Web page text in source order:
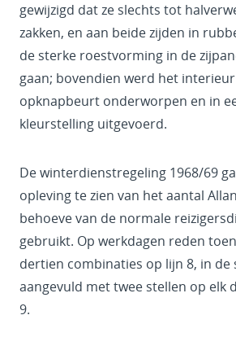
gewijzigd dat ze slechts tot
zakken, en aan beide zijden in
de sterke roestvorming in de
gaan; bovendien werd het
opknapbeurt onderworpen en in
kleurstelling uitgevoerd.
De winterdienstregeling 1968/69
opleving te zien van het aantal
behoeve van de normale
gebruikt. Op werkdagen reden
dertien combinaties op lijn 8, in de
aangevuld met twee stellen op elk
9.